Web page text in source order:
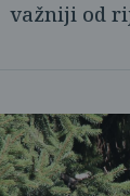
važniji od